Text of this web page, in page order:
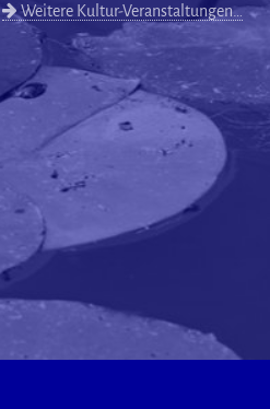
Weitere Kultur-Veranstaltungen…